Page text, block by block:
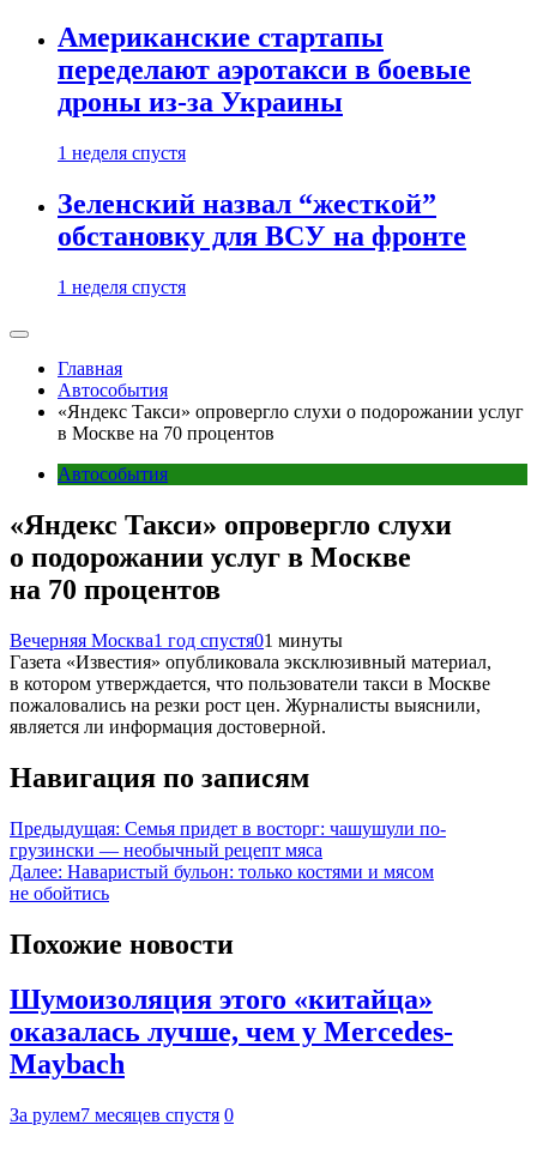
Американские стартапы
переделают аэротакси в боевые
дроны из-за Украины
1 неделя спустя
Зеленский назвал “жесткой”
обстановку для ВСУ на фронте
1 неделя спустя
Главная
Автособытия
«Яндекс Такси» опровергло слухи о подорожании услуг
в Москве на 70 процентов
Автособытия
«Яндекс Такси» опровергло слухи
о подорожании услуг в Москве
на 70 процентов
Вечерняя Москва1 год спустя01 минуты
Газета «Известия» опубликовала эксклюзивный материал,
в котором утверждается, что пользователи такси в Москве
пожаловались на резки рост цен. Журналисты выяснили,
является ли информация достоверной.
Навигация по записям
Предыдущая: Семья придет в восторг: чашушули по-
грузински — необычный рецепт мяса
Далее: Наваристый бульон: только костями и мясом
не обойтись
Похожие новости
Шумоизоляция этого «китайца»
оказалась лучше, чем у Mercedes-
Maybach
За рулем7 месяцев спустя 0